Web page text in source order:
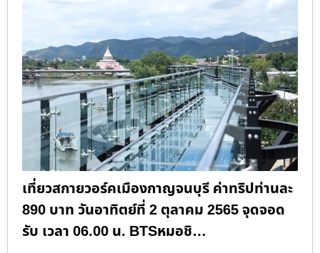
เที่ยวสกายวอร์คเมืองกาญจนบุรี ค่าทริปท่านละ
890 บาท วันอาทิตย์ที่ 2 ตุลาคม 2565 จุดจอด
รับ เวลา 06.00 น. BTSหมอชิ…